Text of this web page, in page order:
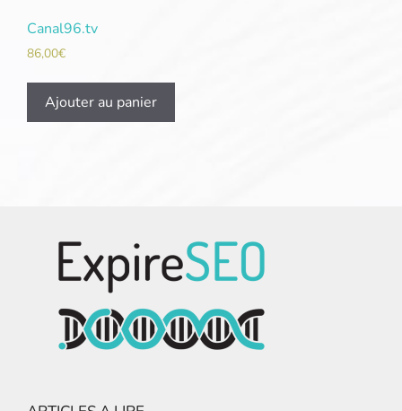
Canal96.tv
86,00€
Ajouter au panier